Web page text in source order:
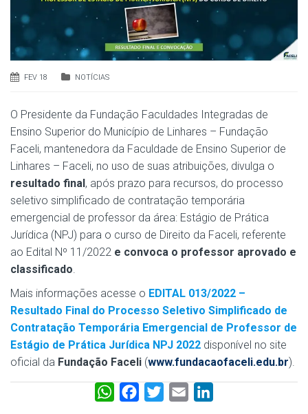
FEV 18 NOTÍCIAS
O Presidente da Fundação Faculdades Integradas de
Ensino Superior do Município de Linhares – Fundação
Faceli, mantenedora da Faculdade de Ensino Superior de
Linhares – Faceli, no uso de suas atribuições, divulga o
resultado final , após prazo para recursos, do processo
seletivo simplificado de contratação temporária
emergencial de professor da área: Estágio de Prática
Jurídica (NPJ) para o curso de Direito da Faceli, referente
ao Edital Nº 11/2022 e convoca o professor aprovado e
classificado.
Mais informações acesse o EDITAL 013/2022 –
Resultado Final do Processo Seletivo Simplificado de
Contratação Temporária Emergencial de Professor de
Estágio de Prática Jurídica NPJ 2022 disponível no site
oficial da Fundação Faceli (www.fundacaofaceli.edu.br).
W